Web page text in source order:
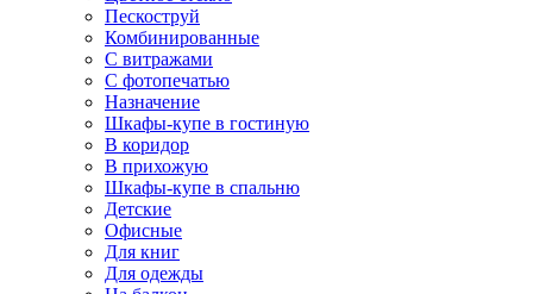
Пескоструй
Комбинированные
С витражами
С фотопечатью
Назначение
Шкафы-купе в гостиную
В коридор
В прихожую
Шкафы-купе в спальню
Детские
Офисные
Для книг
Для одежды